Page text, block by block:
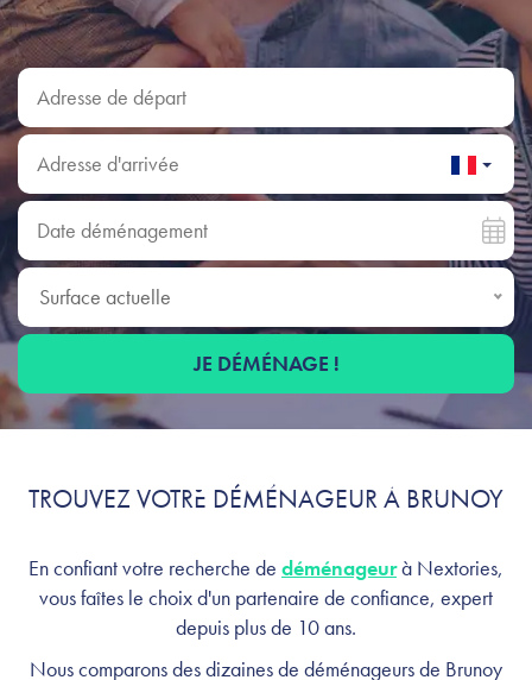
Déménagement à Brunoy :
Adresse de départ
Adresse d'arrivée
Date déménagement
Surface actuelle
Surface actuelle
JE DÉMÉNAGE !
TROUVEZ VOTRE DÉMÉNAGEUR À BRUNOY
En confiant votre recherche de déménageurà Nextories,
vous faîtes le choix d'un partenaire de confiance, expert
depuis plus de 10 ans.
Nous comparons des dizaines de déménageurs de Brunoy